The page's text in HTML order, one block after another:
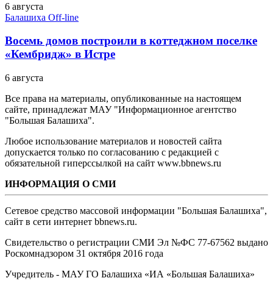
6 августа
Балашиха Off-line
Восемь домов построили в коттеджном поселке
«Кембридж» в Истре
6 августа
Все права на материалы, опубликованные на настоящем
сайте, принадлежат МАУ "Информационное агентство
"Большая Балашиха".
Любое использование материалов и новостей сайта
допускается только по согласованию с редакцией с
обязательной гиперссылкой на сайт www.bbnews.ru
ИНФОРМАЦИЯ О СМИ
Сетевое средство массовой информации "Большая Балашиха",
сайт в сети интернет bbnews.ru.
Свидетельство о регистрации СМИ Эл №ФС ‎77-67562 выдано
Роскомнадзором 31 октября 2016 года
Учредитель - МАУ ГО Балашиха «ИА «Большая Балашиха»